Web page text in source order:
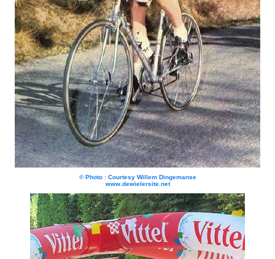
© Photo : Courtesy Willem Dingemanse
www.dewielersite.net